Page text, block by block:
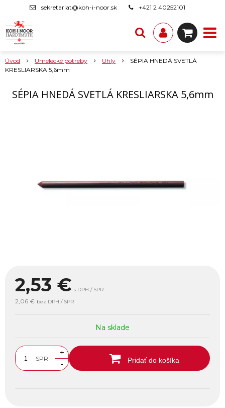
sekretariat@koh-i-noor.sk +421 2 40252101
Úvod Umelecké potreby Uhly
SÉPIA HNEDÁ SVETLÁ
KRESLIARSKA 5,6mm
SÉPIA HNEDÁ SVETLÁ KRESLIARSKA 5,6mm
2,53 € s DPH / SPR
2,06 € bez DPH / SPR
Na sklade
SPR
+
-
Pridať do košíka